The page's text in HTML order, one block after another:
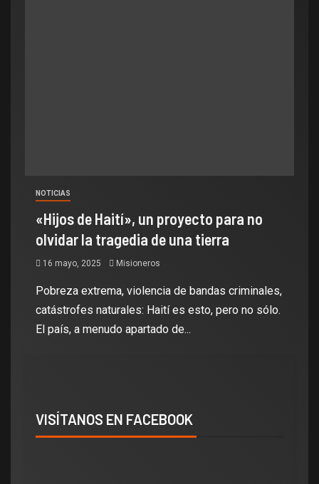
NOTICIAS
«Hijos de Haití», un proyecto para no
olvidar la tragedia de una tierra
16 mayo, 2025 Misioneros
Pobreza extrema, violencia de bandas criminales,
catástrofes naturales: Haití es esto, pero no sólo.
El país, a menudo apartado de...
VISÍTANOS EN FACEBOOK